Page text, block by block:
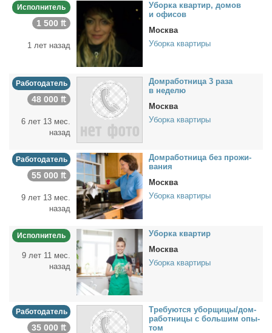
Исполнитель
1 500 ₶
1 лет назад
Убор­ка квар­тир, до­мов
и офи­сов
Москва
Уборка квартиры
Работодатель
48 000 ₶
6 лет 13 мес.
назад
Дом­ра­бот­ни­ца 3 ра­за
в неде­лю
Москва
Уборка квартиры
Работодатель
55 000 ₶
9 лет 13 мес.
назад
Дом­ра­бот­ни­ца без про­жи­
ва­ния
Москва
Уборка квартиры
Исполнитель
9 лет 11 мес.
назад
Убор­ка квар­тир
Москва
Уборка квартиры
Работодатель
35 000 ₶
Тре­бу­ют­ся убор­щи­цы/дом­
ра­бот­ни­цы с боль­шим опы­
том